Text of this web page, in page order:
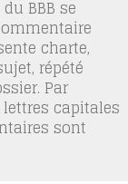
BBB se
charte,
répété
Par
capitales
sont